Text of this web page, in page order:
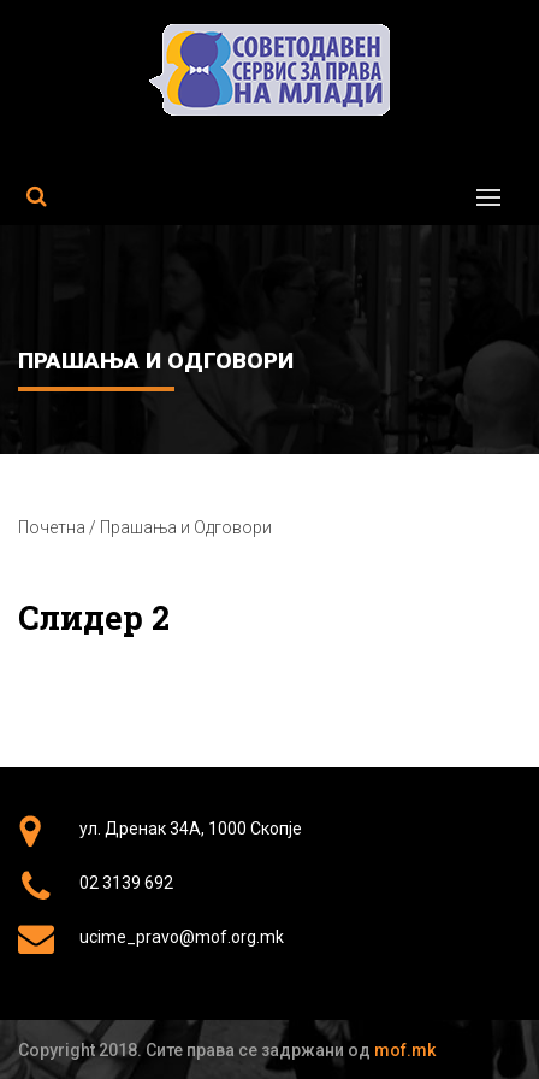
MENU
ПРАШАЊА И ОДГОВОРИ
Почетна / Прашања и Одговори
Слидер 2
ул. Дренак 34А, 1000 Скопје
02 3139 692
ucime_pravo@mof.org.mk
Copyright 2018. Сите права се задржани од mof.mk